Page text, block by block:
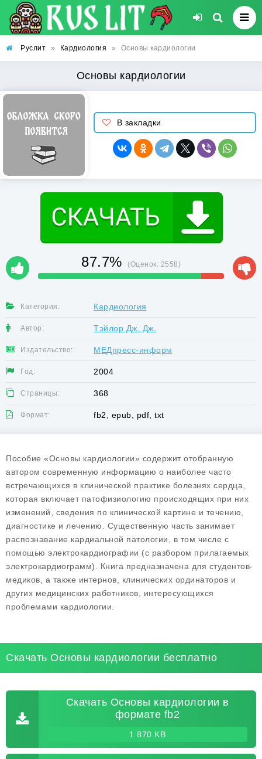
Руслит » Кардиология » Основы кардиологии
Основы кардиологии
В закладки
87.7% (Оценок: 2558)
Категория: Кардиология
Автор: Тэйлор Дж. Дж.
Издательство:: МЕДпресс-информ
Год: 2004
Страницы: 368
Формат: fb2, epub, pdf, txt
Пособие «Основы кардиологии» содержит отобранную
автором современную информацию о наиболее часто
встречающихся в клинической практике болезнях сердца,
которая включает патофизиологию происходящих при них
изменений, сведения по клинической картине и течению,
диагностике и лечению. Существенную часть занимает
распознавание кардиальной патологии, в том числе с
помощью электрокардиографии (с разбором прилагаемых
электрокардиограмм). Книга предназначена для студентов-
медиков, а также интернов, клинических ординаторов и
других медицинских работников, интересующихся
проблемами кардиологии.
Скачать Основы кардиологии бесплатно
Скачать Основы кардиологии в
формате fb2
1 870 KB